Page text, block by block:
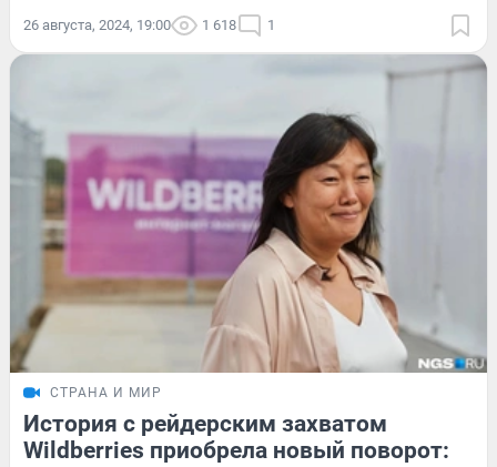
26 августа, 2024, 19:00 1 618 1
СТРАНА И МИР
История с рейдерским захватом
Wildberries приобрела новый поворот: